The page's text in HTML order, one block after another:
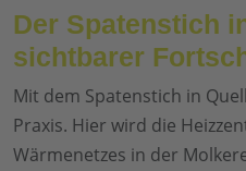
Der Spatenstich
sichtbarer
Mit dem Spatenstich in
Praxis. Hier wird die
Wärmenetzes in der